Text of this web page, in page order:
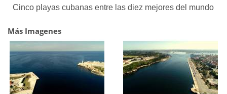
Cinco playas cubanas entre las diez mejores del mundo
Más Imagenes